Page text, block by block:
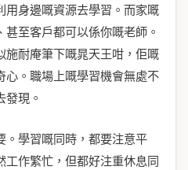
用身邊嘅資源去學習。而家嘅
至客戶都可以係你嘅老師。
施耐庵筆下嘅晁天王咁，佢嘅
心。職場上嘅學習機會無處不
發現。
。學習嘅同時，都要注意平
作繁忙，但都好注重休息同